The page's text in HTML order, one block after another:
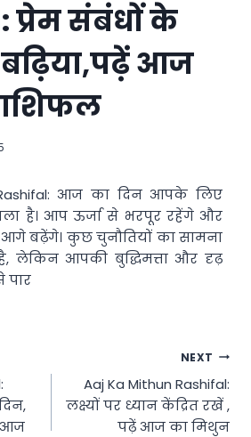
प्रेम संबंधों के
आज
आज का दिन आपके लिए
है। आप ऊर्जा से भरपूर रहेंगे और
बढ़ेंगे। कुछ चुनौतियों का सामना
लेकिन आपकी बुद्धिमत्ता और दृढ़
आज
NEXT
Aaj Ka Mithun Rashifal:
लक्ष्यों पर ध्यान केंद्रित रखें ,
पढ़ें आज का मिथुन